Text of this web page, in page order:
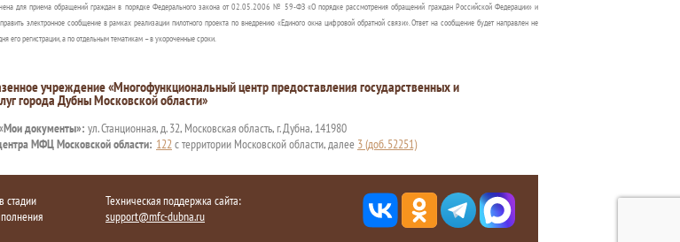
для приема обращений граждан в порядке Федерального закона от 02.05.2006 № 59-ФЗ «О порядке рассмотрения обращений граждан Российской Федерации» и
электронное сообщение в рамках реализации пилотного проекта по внедрению «Единого окна цифровой обратной связи». Ответ на сообщение будет направлен не
его регистрации, а по отдельным тематикам – в укороченные сроки.
учреждение «Многофункциональный центр предоставления государственных и
города Дубны Московской области»
документы»: ул. Станционная, д. 32, Московская область, г. Дубна, 141980
МФЦ Московской области: 122с территории Московской области, далее 3 (доб. 52251)
стадии
Техническая поддержка сайта:
support@mfc-dubna.ru